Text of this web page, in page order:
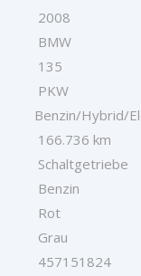
2008
BMW
135
PKW
Benzin/Hybrid/
166.736 km
Schaltgetriebe
Benzin
Rot
Grau
457151824